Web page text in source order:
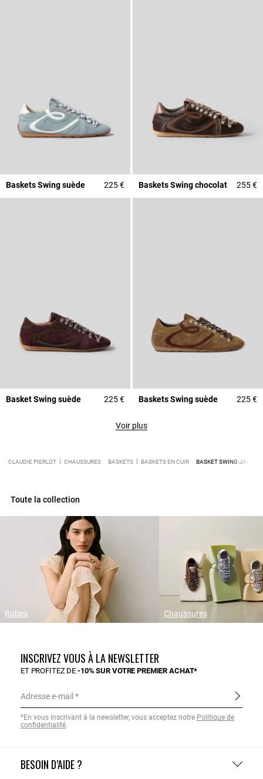
Baskets Swing suède 225 € Baskets Swing chocolat 255 €
Basket Swing suède 225 € Baskets Swing suède 225 €
Voir plus
CLAUDIE PIERLOT CHAUSSURES BASKETS BASKETS EN CUIR BASKET SWING JAUNE
Toute la collection
Robes Chaussures
BESOIN D’AIDE ?
INSCRIVEZ VOUS À LA NEWSLETTER
ET PROFITEZ DE-10% SUR VOTRE PREMIER ACHAT*
Adresse e-mail
*En vous inscrivant à la newsletter, vous acceptez notre Politique de
confidentialité.